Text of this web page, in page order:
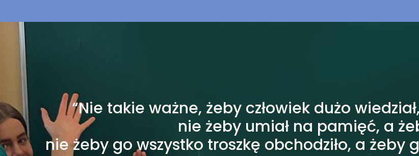
“Nie takie ważne, żeby człowiek dużo
nie żeby umiał na pamięć, a
nie żeby go wszystko troszkę obchodziło, a żeby